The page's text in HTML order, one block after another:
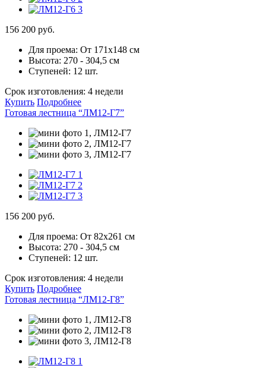
156 200 руб.
Для проема: От 171х148 см
Высота: 270 - 304,5 см
Ступеней: 12 шт.
Срок изготовления: 4 недели
Купить Подробнее
Готовая лестница “ЛМ12-Г7”
156 200 руб.
Для проема: От 82х261 см
Высота: 270 - 304,5 см
Ступеней: 12 шт.
Срок изготовления: 4 недели
Купить Подробнее
Готовая лестница “ЛМ12-Г8”